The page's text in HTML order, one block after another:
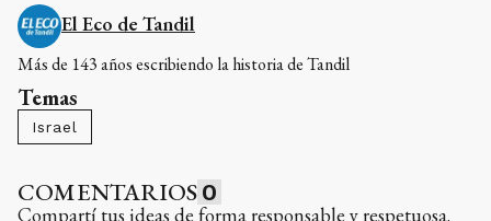
El Eco de Tandil
Más de 143 años escribiendo la historia de Tandil
Temas
Israel
COMENTARIOS 0
Compartí tus ideas de forma responsable y respetuosa.